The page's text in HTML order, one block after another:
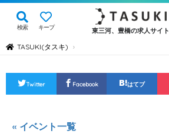
検索 キープ 東三河、豊橋の求人サイト
TASUKI(タスキ) ›
Twitter Facebook はてブ
« イベント一覧